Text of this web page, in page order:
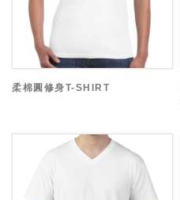
柔棉圓修身T-SHIRT